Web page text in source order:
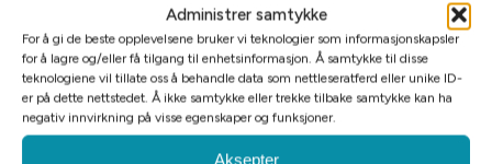
Administrer samtykke
For å gi de beste opplevelsene bruker vi teknologier som informasjonskapsler
for å lagre og/eller få tilgang til enhetsinformasjon. Å samtykke til disse
teknologiene vil tillate oss å behandle data som nettleseratferd eller unike ID-
er på dette nettstedet. Å ikke samtykke eller trekke tilbake samtykke kan ha
negativ innvirkning på visse egenskaper og funksjoner.
Aksepter